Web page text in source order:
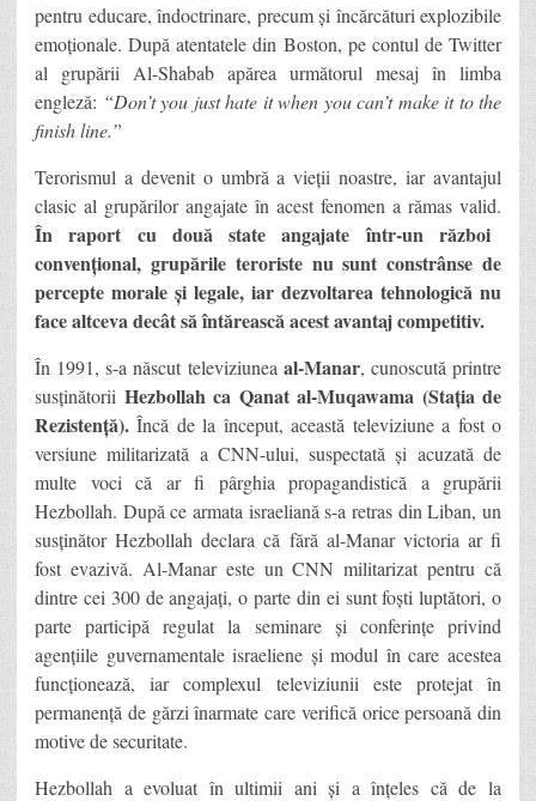
pentru educare, îndoctrinare, precum și încărcături explozibile
emoționale. După atentatele din Boston, pe contul de Twitter
al grupării Al-Shabab apărea următorul mesaj în limba
engleză: “Don’t you just hate it when you can’t make it to the
finish line.”
Terorismul a devenit o umbră a vieții noastre, iar avantajul
clasic al grupărilor angajate în acest fenomen a rămas valid.
În raport cu două state angajate într-un război
convențional, grupările teroriste nu sunt constrânse de
percepte morale și legale, iar dezvoltarea tehnologică nu
face altceva decât să întărească acest avantaj competitiv.
În 1991, s-a născut televiziunea al-Manar, cunoscută printre
susținătorii Hezbollah ca Qanat al-Muqawama (Stația de
Rezistență). Încă de la început, această televiziune a fost o
versiune militarizată a CNN-ului, suspectată și acuzată de
multe voci că ar fi pârghia propagandistică a grupării
Hezbollah. După ce armata israeliană s-a retras din Liban, un
susținător Hezbollah declara că fără al-Manar victoria ar fi
fost evazivă. Al-Manar este un CNN militarizat pentru că
dintre cei 300 de angajați, o parte din ei sunt foști luptători, o
parte participă regulat la seminare și conferințe privind
agențiile guvernamentale israeliene și modul în care acestea
funcționează, iar complexul televiziunii este protejat în
permanență de gărzi înarmate care verifică orice persoană din
motive de securitate.
Hezbollah a evoluat în ultimii ani și a înțeles că de la